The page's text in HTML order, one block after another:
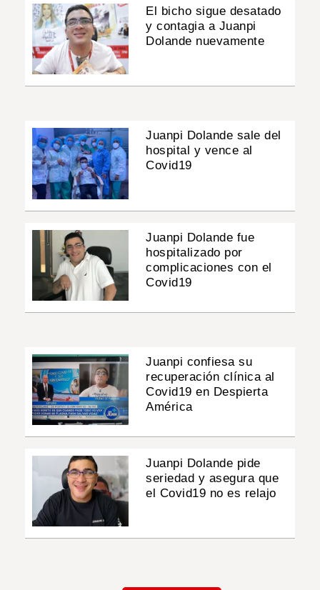
El bicho sigue desatado
y contagia a Juanpi
Dolande nuevamente
Juanpi Dolande sale del
hospital y vence al
Covid19
Juanpi Dolande fue
hospitalizado por
complicaciones con el
Covid19
Juanpi confiesa su
recuperación clínica al
Covid19 en Despierta
América
Juanpi Dolande pide
seriedad y asegura que
el Covid19 no es relajo